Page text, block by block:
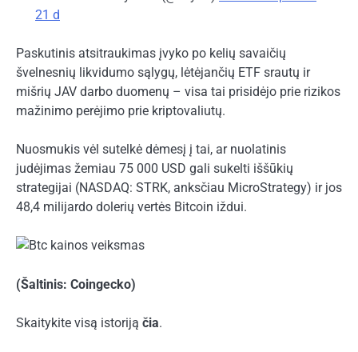
21 d
Paskutinis atsitraukimas įvyko po kelių savaičių
švelnesnių likvidumo sąlygų, lėtėjančių ETF srautų ir
mišrių JAV darbo duomenų – visa tai prisidėjo prie rizikos
mažinimo perėjimo prie kriptovaliutų.
Nuosmukis vėl sutelkė dėmesį į tai, ar nuolatinis
judėjimas žemiau 75 000 USD gali sukelti iššūkių
strategijai (NASDAQ: STRK, anksčiau MicroStrategy) ir jos
48,4 milijardo dolerių vertės Bitcoin iždui.
(Šaltinis: Coingecko)
Skaitykite visą istoriją čia.